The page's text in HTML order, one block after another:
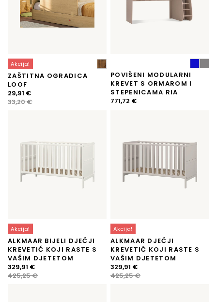
Akcija!
ZAŠTITNA OGRADICA
LOOF
33,20€
Izvorna
cijena
29,91 €
Trenutna
cijena
POVIŠENI MODULARNI
KREVET S ORMAROM I
STEPENICAMA RIA
771,72 €
Akcija!
ALKMAAR BIJELI DJEČJI
KREVETIĆ KOJI RASTE S
VAŠIM DJETETOM
425,25€
Izvorna
cijena
329,91 €
Trenutna
cijena
Akcija!
ALKMAAR DJEČJI
KREVETIĆ KOJI RASTE S
VAŠIM DJETETOM
425,25€
Izvorna
cijena
329,91 €
Trenutna
cijena